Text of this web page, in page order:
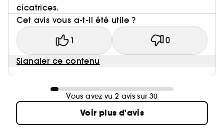
cicatrices.
Cet avis vous a-t-il été utile ?
1 0
Signaler ce contenu
Vous avez vu 2 avis sur 30
Voir plus d'avis